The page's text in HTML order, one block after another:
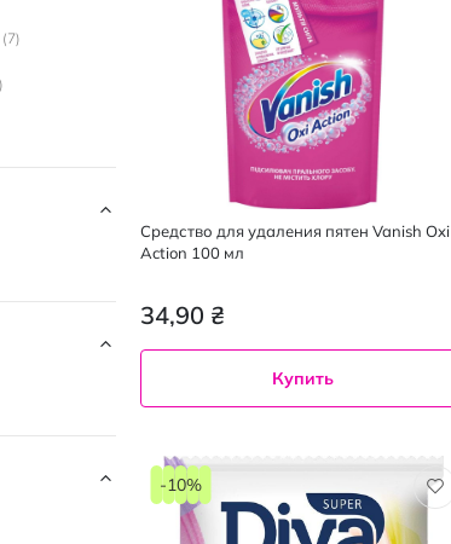
Средство для удаления пятен Vanish Oxi
Action 100 мл
34,90 ₴
Купить
-10%
7